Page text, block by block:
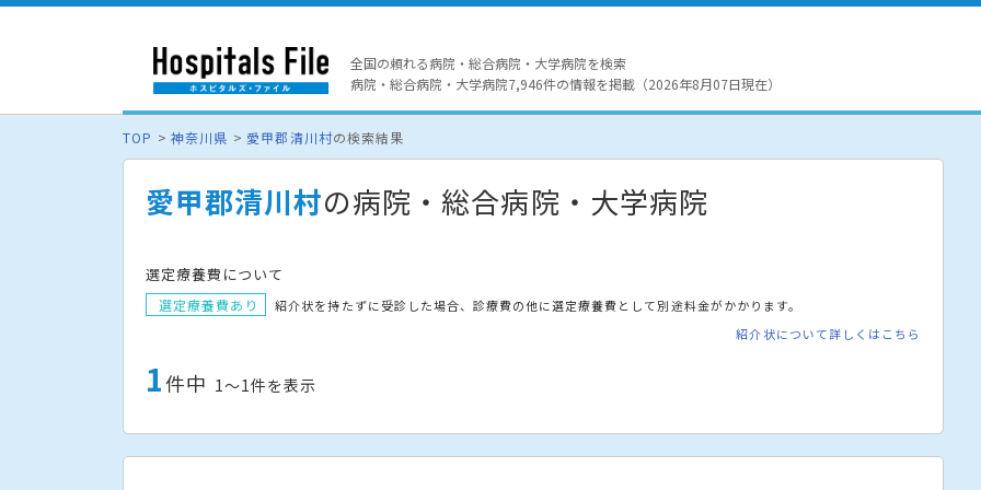
全国の頼れる病院・総合病院・大学病院を検索
病院・総合病院・大学病院7,946件の情報を掲載（2026年8月07日現在）
TOP 神奈川県 愛甲郡清川村の検索結果
愛甲郡清川村の病院・総合病院・大学病院
選定療養費について
選定療養費あり
紹介状を持たずに受診した場合、診療費の他に選定療養費として別途料金がかかります。
紹介状について詳しくはこちら
1件中 1〜1件を表示